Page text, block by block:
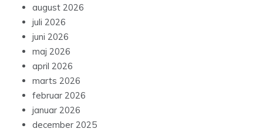
august 2026
juli 2026
juni 2026
maj 2026
april 2026
marts 2026
februar 2026
januar 2026
december 2025